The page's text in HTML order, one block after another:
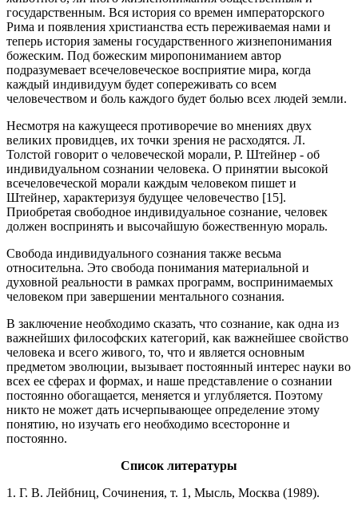
государственным. Вся история со времен императорского
Рима и появления христианства есть переживаемая нами и
теперь история замены государственного жизнепонимания
божеским. Под божеским миропониманием автор
подразумевает всечеловеческое восприятие мира, когда
каждый индивидуум будет сопереживать со всем
человечеством и боль каждого будет болью всех людей земли.
Несмотря на кажущееся противоречие во мнениях двух
великих провидцев, их точки зрения не расходятся. Л.
Толстой говорит о человеческой морали, Р. Штейнер - об
индивидуальном сознании человека. О принятии высокой
всечеловеческой морали каждым человеком пишет и
Штейнер, характеризуя будущее человечество [15].
Приобретая свободное индивидуальное сознание, человек
должен воспринять и высочайшую божественную мораль.
Свобода индивидуального сознания также весьма
относительна. Это свобода понимания материальной и
духовной реальности в рамках программ, воспринимаемых
человеком при завершении ментального сознания.
В заключение необходимо сказать, что сознание, как одна из
важнейших философских категорий, как важнейшее свойство
человека и всего живого, то, что и является основным
предметом эволюции, вызывает постоянный интерес науки во
всех ее сферах и формах, и наше представление о сознании
постоянно обогащается, меняется и углубляется. Поэтому
никто не может дать исчерпывающее определение этому
понятию, но изучать его необходимо всесторонне и
постоянно.
Список литературы
1. Г. В. Лейбниц, Сочинения, т. 1, Мысль, Москва (1989).